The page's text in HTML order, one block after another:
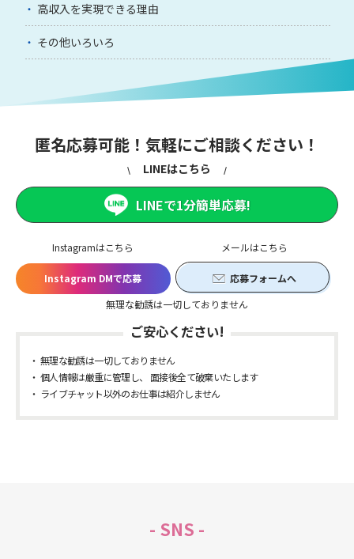
高収入を実現できる理由
その他いろいろ
匿名応募可能！気軽にご相談ください！
Instagramはこちら
Instagram DMで応募
メールはこちら
応募フォームへ
無理な勧誘は一切しておりません
LINEはこちら
LINEで1分簡単応募!
ご安心ください!
無理な勧誘は一切しておりません
個人情報は厳重に管理し、 面接後全て破棄いたします
ライブチャット以外のお仕事は紹介しません
- SNS -